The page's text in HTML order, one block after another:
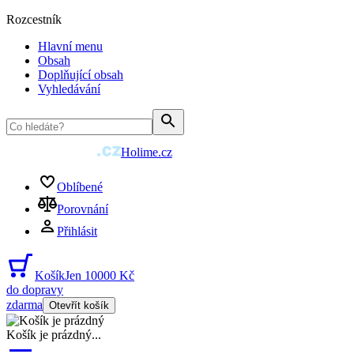
Rozcestník
Hlavní menu
Obsah
Doplňující obsah
Vyhledávání
Holime.cz
Oblíbené
Porovnání
Přihlásit
KošíkJen 10000 Kč
do dopravy
zdarma Otevřít košík
Košík je prázdný...